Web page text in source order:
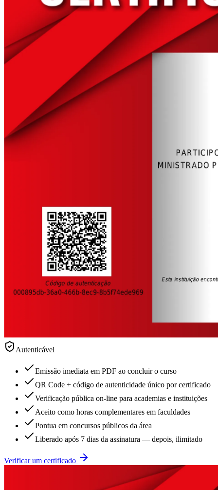
Autenticável
Emissão imediata em PDF ao concluir o curso
QR Code + código de autenticidade único por certificado
Verificação pública on-line para academias e instituições
Aceito como horas complementares em faculdades
Pontua em concursos públicos da área
Liberado após 7 dias da assinatura — depois, ilimitado
Verificar um certificado